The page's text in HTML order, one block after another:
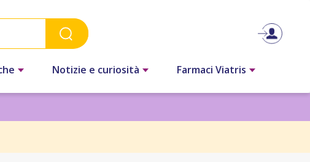
Notizie e curiosità Farmaci Viatris